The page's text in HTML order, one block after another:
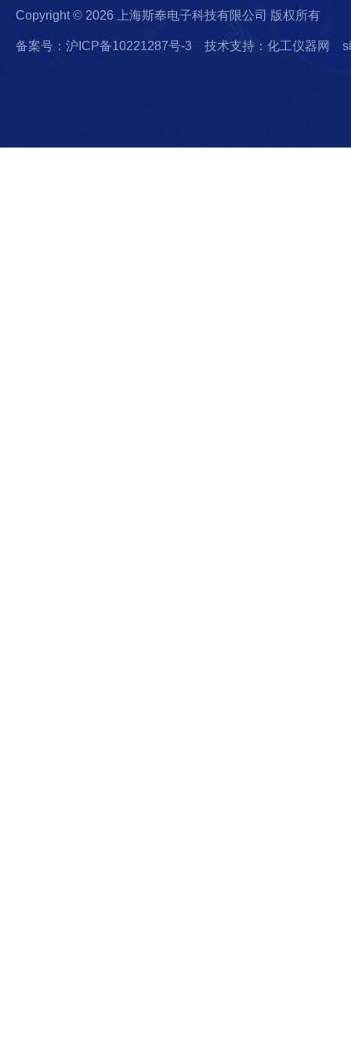
Copyright © 2026 上海斯奉电子科技有限公司 版权所有
备案号：沪ICP备10221287号-3 技术支持：化工仪器网